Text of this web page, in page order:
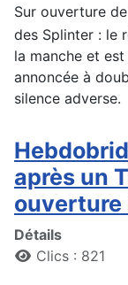
Sur ouverture de
des Splinter : le
la manche et
annoncée à
silence adverse.
après un
ouverture
Détails
Clics : 821